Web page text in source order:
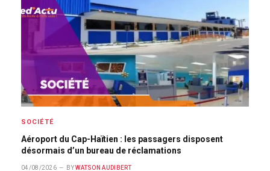
SOCIÉTÉ
Aéroport du Cap-Haïtien : les passagers disposent
désormais d’un bureau de réclamations
04/08/2026 BY WATSON AUDIBERT